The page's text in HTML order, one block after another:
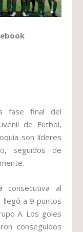
fase final del
de Fútbol,
son líderes
seguidos de
consecutiva al
a 9 puntos
A. Los goles
conseguidos